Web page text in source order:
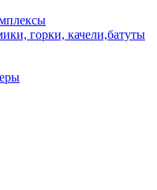
горки, качели,батуты